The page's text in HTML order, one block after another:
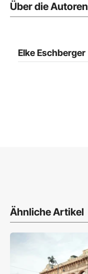
Über die Autoren
Elke Eschberger
Ähnliche Artikel